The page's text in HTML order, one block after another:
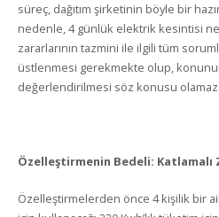
süreç, dağıtım şirketinin böyle bir
nedenle, 4 günlük elektrik kesintisi
zararlarının tazmini ile ilgili tüm
üstlenmesi gerekmekte olup,
değerlendirilmesi söz konusu olamaz.
Özelleştirmenin Bedeli: Katlamalı
Özelleştirmelerden önce 4 kişilik bir